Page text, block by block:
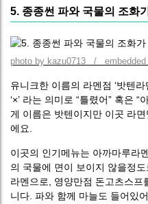
5. 종종썬 파와 국물의 조화
photo by kazu0713 / embedded
유니크한 이름의 라멘점 ‘밧텐라
‘×’ 라는 의미로 “틀렸어” 혹은
게 이름은 밧텐이지만 이곳 라
에요.
이곳의 인기메뉴는 아까마루라
의 국물에 면이 보이지 않을정
라멘으로, 영양만점 돈고츠스
니다. 파와 함께 마늘도 들어있